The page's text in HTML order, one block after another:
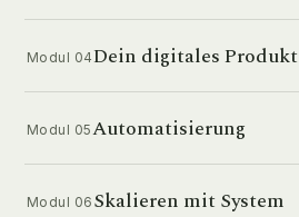
Modul 04Dein digitales Produkt
Modul 05Automatisierung
Modul 06 Skalieren mit System